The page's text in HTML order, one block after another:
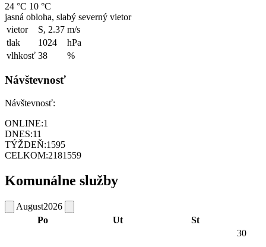
24 °C 10 °C
jasná obloha, slabý severný vietor
vietor
S, 2.37 m/s
tlak
1024
hPa
vlhkosť 38 %
Návštevnosť
Návštevnosť:
ONLINE:1
DNES:11
TÝŽDEŇ:1595
CELKOM:2181559
Komunálne služby
August2026
Po
Ut St
30